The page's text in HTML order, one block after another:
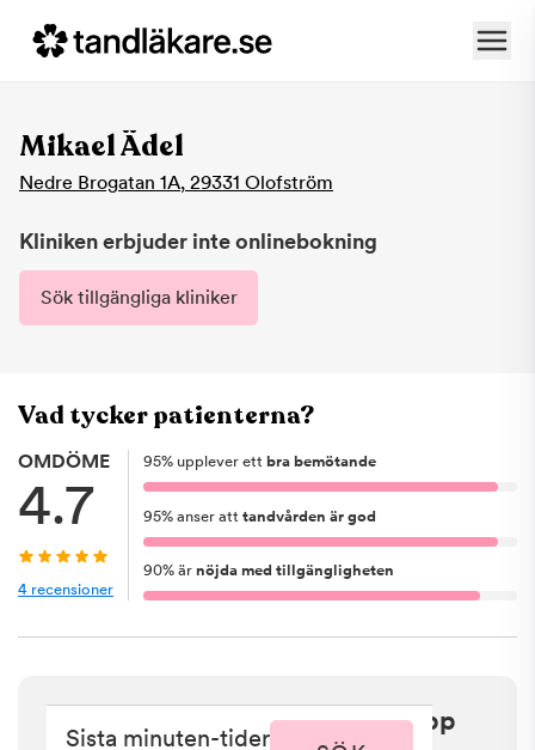
Mikael Ädel
Nedre Brogatan 1A, 29331 Olofström
Kliniken erbjuder inte onlinebokning
Sök tillgängliga kliniker
Vad tycker patienterna?
OMDÖME
4.7
4 recensioner
95% upplever ett bra bemötande
95% anser att tandvården är god
90% är nöjda med tillgängligheten
Sista minuten i Olofström - få upp
Sista minuten-tider